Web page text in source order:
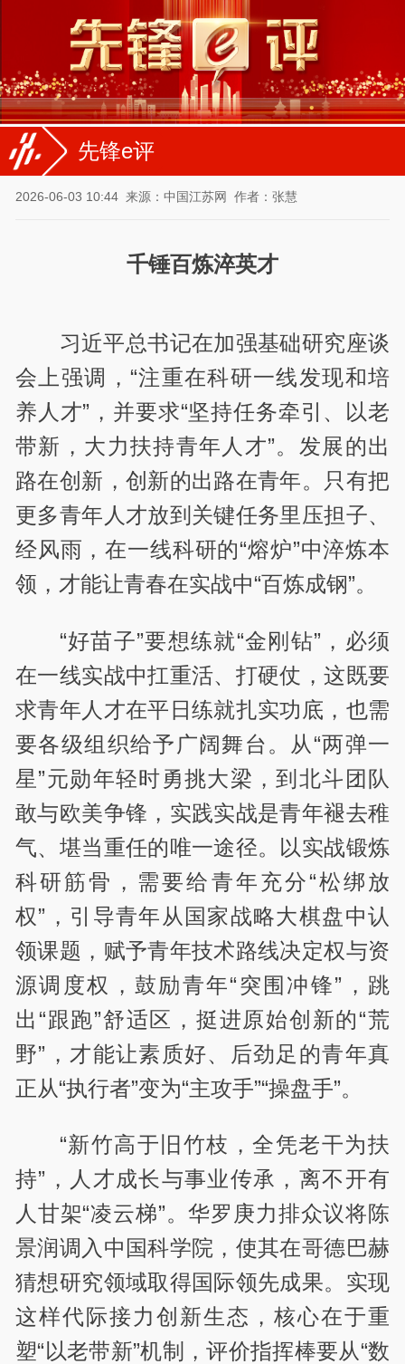
先锋e评
2026-06-03 10:44 来源：中国江苏网 作者：张慧
千锤百炼淬英才
习近平总书记在加强基础研究座谈
会上强调，“注重在科研一线发现和培
养人才”，并要求“坚持任务牵引、以老
带新，大力扶持青年人才”。发展的出
路在创新，创新的出路在青年。只有把
更多青年人才放到关键任务里压担子、
经风雨，在一线科研的“熔炉”中淬炼本
领，才能让青春在实战中“百炼成钢”。
“好苗子”要想练就“金刚钻”，必须
在一线实战中扛重活、打硬仗，这既要
求青年人才在平日练就扎实功底，也需
要各级组织给予广阔舞台。从“两弹一
星”元勋年轻时勇挑大梁，到北斗团队
敢与欧美争锋，实践实战是青年褪去稚
气、堪当重任的唯一途径。以实战锻炼
科研筋骨，需要给青年充分“松绑放
权”，引导青年从国家战略大棋盘中认
领课题，赋予青年技术路线决定权与资
源调度权，鼓励青年“突围冲锋”，跳
出“跟跑”舒适区，挺进原始创新的“荒
野”，才能让素质好、后劲足的青年真
正从“执行者”变为“主攻手”“操盘手”。
“新竹高于旧竹枝，全凭老干为扶
持”，人才成长与事业传承，离不开有
人甘架“凌云梯”。华罗庚力排众议将陈
景润调入中国科学院，使其在哥德巴赫
猜想研究领域取得国际领先成果。实现
这样代际接力创新生态，核心在于重
塑“以老带新”机制，评价指挥棒要从“数